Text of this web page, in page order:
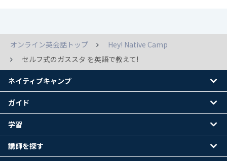
オンライン英会話トップ
Hey! Native Camp
セルフ式のガススタ を英語で教えて!
ネイティブキャンプ
ガイド
学習
講師を探す